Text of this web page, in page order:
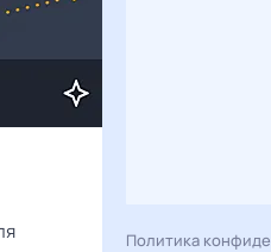
Политика